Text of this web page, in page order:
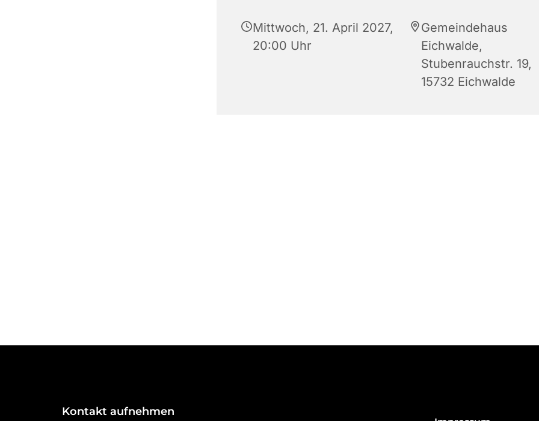
Mittwoch, 21. April 2027,
20:00 Uhr
Gemeindehaus
Eichwalde,
Stubenrauchstr. 19,
15732 Eichwalde
Kontakt aufnehmen